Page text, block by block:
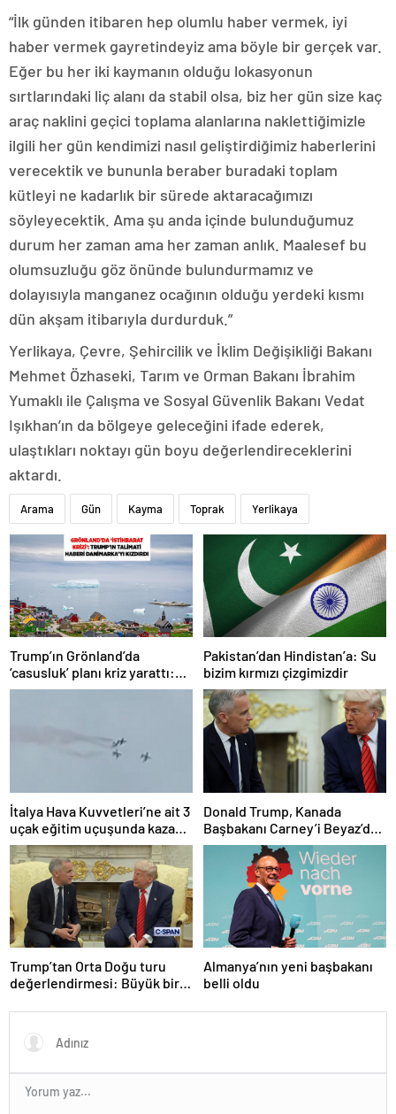
“İlk günden itibaren hep olumlu haber vermek, iyi
haber vermek gayretindeyiz ama böyle bir gerçek var.
Eğer bu her iki kaymanın olduğu lokasyonun
sırtlarındaki liç alanı da stabil olsa, biz her gün size kaç
araç naklini geçici toplama alanlarına naklettiğimizle
ilgili her gün kendimizi nasıl geliştirdiğimiz haberlerini
verecektik ve bununla beraber buradaki toplam
kütleyi ne kadarlık bir sürede aktaracağımızı
söyleyecektik. Ama şu anda içinde bulunduğumuz
durum her zaman ama her zaman anlık. Maalesef bu
olumsuzluğu göz önünde bulundurmamız ve
dolayısıyla manganez ocağının olduğu yerdeki kısmı
dün akşam itibarıyla durdurduk.”
Yerlikaya, Çevre, Şehircilik ve İklim Değişikliği Bakanı
Mehmet Özhaseki, Tarım ve Orman Bakanı İbrahim
Yumaklı ile Çalışma ve Sosyal Güvenlik Bakanı Vedat
Işıkhan’ın da bölgeye geleceğini ifade ederek,
ulaştıkları noktayı gün boyu değerlendireceklerini
aktardı.
Arama Gün Kayma Toprak Yerlikaya
Trump’ın Grönland’da
‘casusluk’ planı kriz yarattı:
Danimarka ABD elçisini
Pakistan’dan Hindistan’a: Su
bizim kırmızı çizgimizdir
İtalya Hava Kuvvetleri’ne ait 3
uçak eğitim uçuşunda kaza
yaptı
Donald Trump, Kanada
Başbakanı Carney’i Beyaz’da
ağırladı
Trump’tan Orta Doğu turu
değerlendirmesi: Büyük bir
Almanya’nın yeni başbakanı
belli oldu